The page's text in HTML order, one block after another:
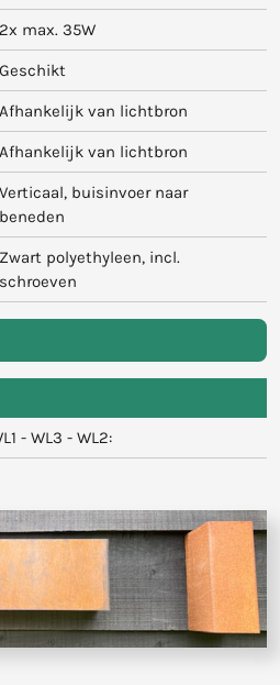
2x max. 35W
Geschikt
Afhankelijk van lichtbron
Afhankelijk van lichtbron
Verticaal, buisinvoer naar
beneden
Zwart polyethyleen, incl.
schroeven
- WL3 - WL2: